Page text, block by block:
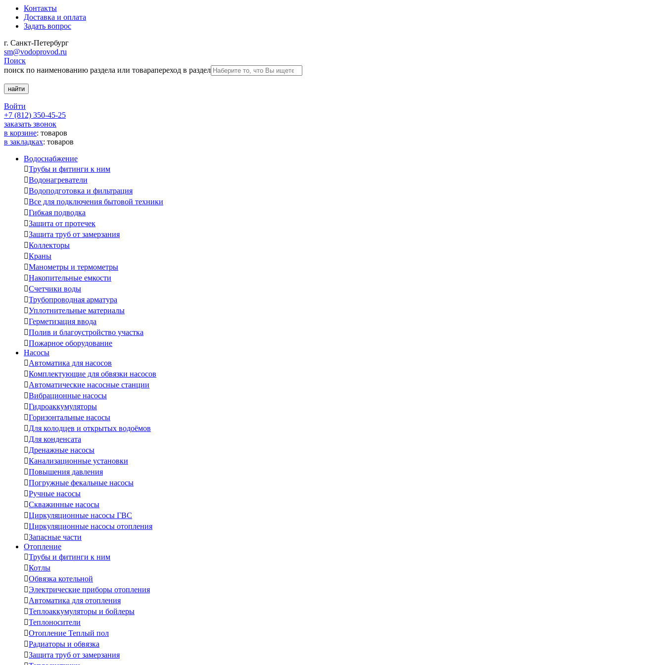
Контакты
Доставка и оплата
Задать вопрос
г. Санкт-Петербург
sm@vodoprovod.ru
Поиск
поиск по наименованию раздела или товарапереход в раздел
Войти
+7 (812) 350-45-25
заказать звонок
в корзине: товаров
в закладках: товаров
Водоснабжение
Трубы и фитинги к ним
Водонагреватели
Водоподготовка и фильтрация
Все для подключения бытовой техники
Гибкая подводка
Защита от протечек
Защита труб от замерзания
Коллекторы
Краны
Манометры и термометры
Накопительные емкости
Счетчики воды
Трубопроводная арматура
Уплотнительные материалы
Герметизация ввода
Полив и благоустройство участка
Пожарное оборудование
Насосы
Автоматика для насосов
Комплектующие для обвязки насосов
Автоматические насосные станции
Вибрационные насосы
Гидроаккумуляторы
Горизонтальные насосы
Для колодцев и открытых водоёмов
Для конденсата
Дренажные насосы
Канализационные установки
Повышения давления
Погружные фекальные насосы
Ручные насосы
Скважинные насосы
Циркуляционные насосы ГВС
Циркуляционные насосы отопления
Запасные части
Отопление
Трубы и фитинги к ним
Котлы
Обвязка котельной
Электрические приборы отопления
Автоматика для отопления
Теплоаккумуляторы и бойлеры
Теплоносители
Отопление Теплый пол
Радиаторы и обвязка
Защита труб от замерзания